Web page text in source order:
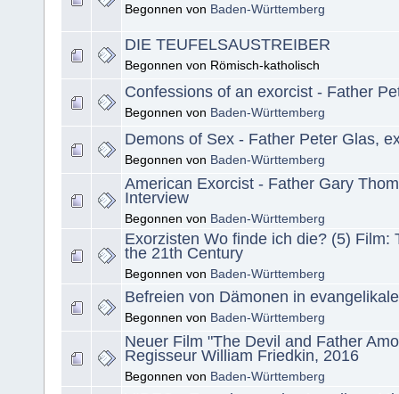
Begonnen von Baden-Württemberg
DIE TEUFELSAUSTREIBER
Begonnen von Römisch-katholisch
Confessions of an exorcist - Father
Begonnen von Baden-Württemberg
Demons of Sex - Father Peter Glas,
Begonnen von Baden-Württemberg
American Exorcist - Father Gary
Interview
Begonnen von Baden-Württemberg
Exorzisten Wo finde ich die? (5) Film:
the 21th Century
Begonnen von Baden-Württemberg
Befreien von Dämonen in
Begonnen von Baden-Württemberg
Neuer Film "The Devil and Father
Regisseur William Friedkin, 2016
Begonnen von Baden-Württemberg